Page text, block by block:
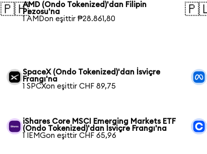
🇵🇭AMD (Ondo Tokenized)'dan Filipin
Pezosu'na
1 AMDon eşittir ₱28.861,80
SpaceX (Ondo Tokenized)'dan İsviçre
Frangı'na
1 SPCXon eşittir CHF 89,75
iShares Core MSCI Emerging Markets ETF
(Ondo Tokenized)'dan İsviçre Frangı'na
1 IEMGon eşittir CHF 65,96